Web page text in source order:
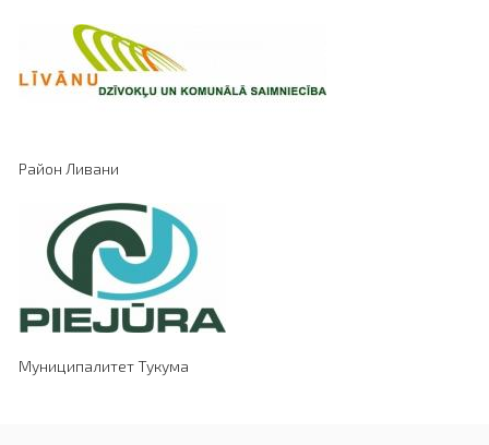
Район Ливани
Муниципалитет Тукума